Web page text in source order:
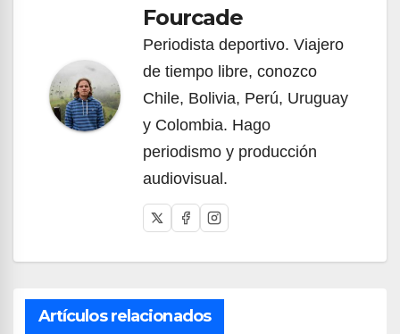
Fourcade
Periodista deportivo. Viajero
de tiempo libre, conozco
Chile, Bolivia, Perú, Uruguay
y Colombia. Hago
periodismo y producción
audiovisual.
Artículos relacionados